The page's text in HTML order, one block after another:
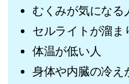
むくみが気になる
セルライトが溜ま
体温が低い人
身体や内臓の冷え